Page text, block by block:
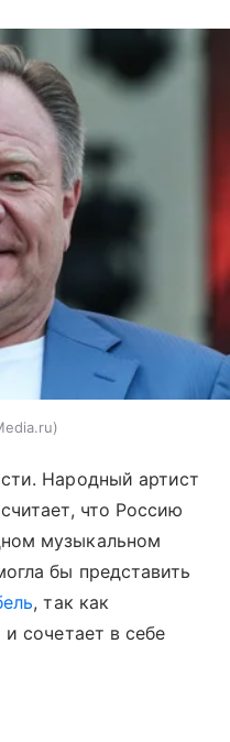
Народный артист
считает, что Россию
музыкальном
бы представить
, так как
сочетает в себе